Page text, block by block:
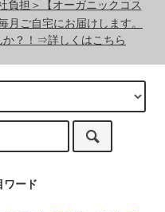
負担＞【オーガニックコス
月ご自宅にお届けします。
か？！⇒詳しくはこちら
ワード